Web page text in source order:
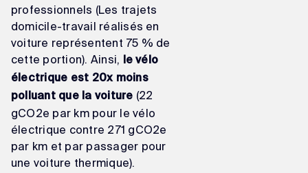
professionnels (Les trajets
domicile-travail réalisés en
voiture représentent 75 % de
cette portion). Ainsi,
le vélo
électrique est 20x moins
polluant que la voiture (22
gCO2e par km pour le vélo
électrique contre 271 gCO2e
par km et par passager pour
une voiture thermique).